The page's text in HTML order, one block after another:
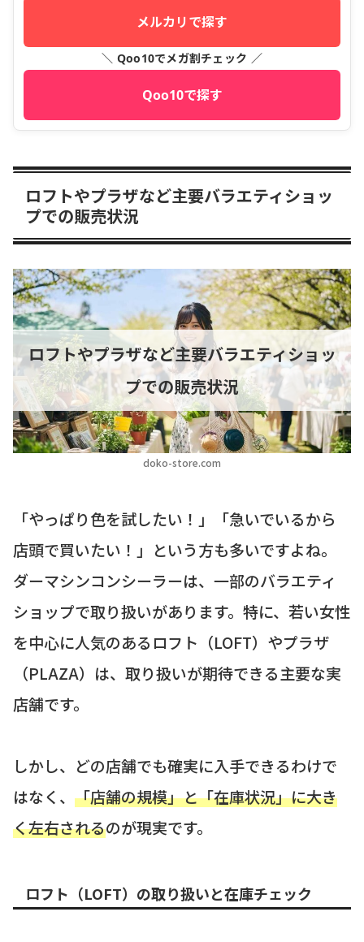
メルカリで探す
＼ Qoo10でメガ割チェック ／
Qoo10で探す
ロフトやプラザなど主要バラエティショッ
プでの販売状況
doko-store.com
ロフトやプラザなど主要バラエティショッ
プでの販売状況
「やっぱり色を試したい！」「急いでいるから
店頭で買いたい！」という方も多いですよね。
ダーマシンコンシーラーは、一部のバラエティ
ショップで取り扱いがあります。特に、若い女性
を中心に人気のあるロフト（LOFT）やプラザ
（PLAZA）は、取り扱いが期待できる主要な実
店舗です。
しかし、どの店舗でも確実に入手できるわけで
はなく、 「店舗の規模」と「在庫状況」に大き
く左右されるのが現実です。
ロフト（LOFT）の取り扱いと在庫チェック